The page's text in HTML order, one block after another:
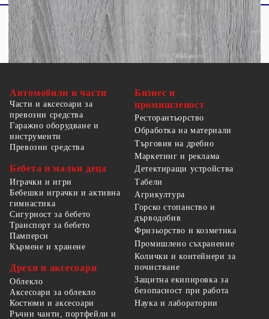
Автомобили и части
Части и аксесоари за
превозни средства
Гаражно оборудване и
инструменти
Превозни средства
Бебета и малки деца
Играчки и игри
Бебешки играчки и активна
гимнастика
Сигурност за бебето
Транспорт за бебето
Памперси
Кърмене и хранене
Дрехи и аксесоари
Облекло
Аксесоари за облекло
Костюми и аксесоари
Ръчни чанти, портфейли и
Бизнес и
промишленост
Ресторантьорство
Обработка на материали
Търговия на дребно
Маркетинг и реклама
Детектиращи устройства
Табели
Агрикултура
Горско стопанство и
дърводобив
Фризьорство и козметика
Промишлено съхранение
Колички и контейнери за
почистване
Защитна екипировка за
безопасност при работа
Наука и лаборатории